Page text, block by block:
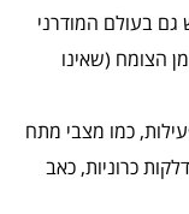
גם בעולם המודרני
הצומח (שאינו
כמו מצבי מתח
כרוניות, כאב